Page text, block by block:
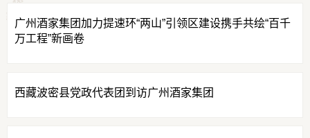
广州酒家集团加力提速环“两山”引领区建设携手共绘“百千
万工程”新画卷
西藏波密县党政代表团到访广州酒家集团